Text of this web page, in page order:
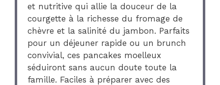
et nutritive qui allie la douceur de la
courgette à la richesse du fromage de
chèvre et la salinité du jambon. Parfaits
pour un déjeuner rapide ou un brunch
convivial, ces pancakes moelleux
séduiront sans aucun doute toute la
famille. Faciles à préparer avec des